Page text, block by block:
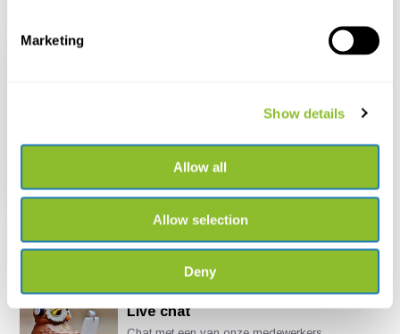
Marketing
Show details
Allow all
Allow selection
Deny
Live chat